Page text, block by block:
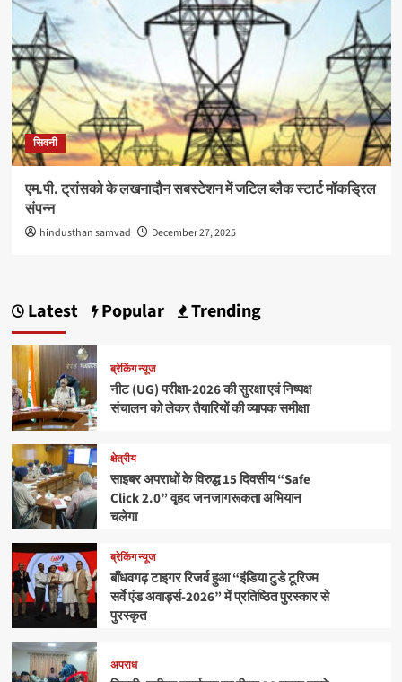
सिवनी
एम.पी. ट्रांसको के लखनादौन सबस्टेशन में जटिल ब्लैक स्टार्ट मॉकड्रिल
संपन्न
hindusthan samvad December 27, 2025
Latest Popular Trending
ब्रेकिंग न्यूज
नीट (UG) परीक्षा-2026 की सुरक्षा एवं निष्पक्ष
संचालन को लेकर तैयारियों की व्यापक समीक्षा
क्षेत्रीय
साइबर अपराधों के विरुद्ध 15 दिवसीय “Safe
Click 2.0” वृहद जनजागरूकता अभियान
चलेगा
ब्रेकिंग न्यूज
बाँधवगढ़ टाइगर रिजर्व हुआ “इंडिया टुडे टूरिज्म
सर्वे एंड अवार्ड्स-2026” में प्रतिष्ठित पुरस्कार से
पुरस्कृत
अपराध